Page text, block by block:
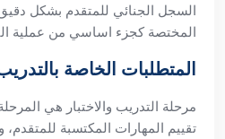
السجل الجنائي للمتقدم بشكل
المختصة كجزء اساسي من عملية
المتطلبات الخاصة بالتدريب
مرحلة التدريب والاختبار هي
تقييم المهارات المكتسبة